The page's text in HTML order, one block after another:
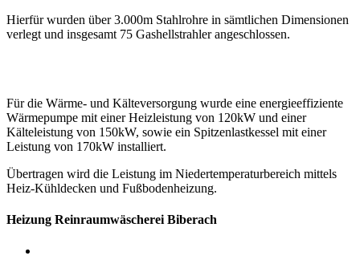
Hierfür wurden über 3.000m Stahlrohre in sämtlichen Dimensionen
verlegt und insgesamt 75 Gashellstrahler angeschlossen.
Für die Wärme- und Kälteversorgung wurde eine energieeffiziente
Wärmepumpe mit einer Heizleistung von 120kW und einer
Kälteleistung von 150kW, sowie ein Spitzenlastkessel mit einer
Leistung von 170kW installiert.
Übertragen wird die Leistung im Niedertemperaturbereich mittels
Heiz-Kühldecken und Fußbodenheizung.
Heizung Reinraumwäscherei Biberach